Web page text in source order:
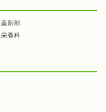
薬剤部
栄養科